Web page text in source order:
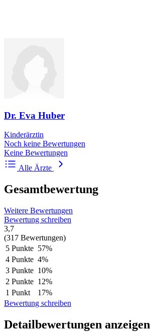
Dr. Eva Huber
Kinderärztin
Noch keine Bewertungen
Keine Bewertungen
Alle Ärzte
Gesamtbewertung
Weitere Bewertungen
Bewertung schreiben
3,7
(317 Bewertungen)
5 Punkte 57%
4 Punkte 4%
3 Punkte 10%
2 Punkte 12%
1 Punkt
17%
Bewertung schreiben
Detailbewertungen anzeigen